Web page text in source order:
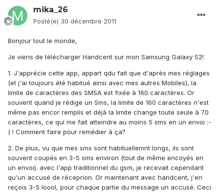
mika_26
Posté(e) 30 décembre 2011
Bonjour tout le monde,
Je viens de télécharger Handcent sur mon Samsung Galaxy S2!
1. J'apprécie cette app, appart qdu fait que d'après mes réglages
(et j'ai toujours été habitué ainsi avec mes autres Mobiles), la
limite de caractères des SMSA est fixée à 160 caractères. Or
souvent quand je rédige un Sms, la limite de 160 caractères n'est
même pas encor remplis et déjà la limite change toute seule à 70
caractères, ce qui me fait atteindre au moins 5 sms en un envoi :-
( ! Comment faire pour remédier à ça?
2. De plus, vu que mes sms sont habituellemnt longs, ils sont
souvent coupés en 3-5 sms environ (tout de même encoyés en
un envoi). avec l'app traditionnel du gsm, je recevait cependant
qu'un accusé de réceprion. Or maintenant avec handcent, j'en
reçois 3-5 loool, pour chaque partie du message un accusé. Ceci